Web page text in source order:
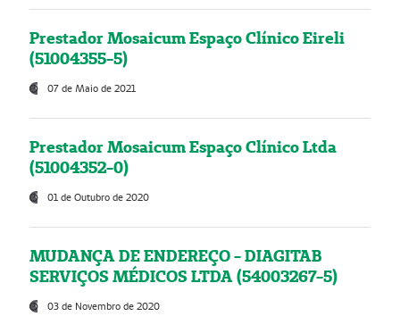
Prestador Mosaicum Espaço Clínico Eireli
(51004355-5)
07 de Maio de 2021
Prestador Mosaicum Espaço Clínico Ltda
(51004352-0)
01 de Outubro de 2020
MUDANÇA DE ENDEREÇO - DIAGITAB
SERVIÇOS MÉDICOS LTDA (54003267-5)
03 de Novembro de 2020